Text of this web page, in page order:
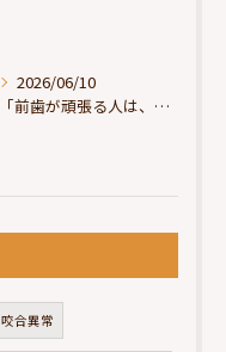
2026/06/10
「前歯が頑張る人は、だいたい疲れている」
咬合異常